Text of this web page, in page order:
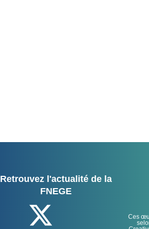
Retrouvez l'actualité de la
FNEGE
Ces